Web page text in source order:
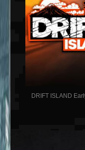
DRIFT ISLAND